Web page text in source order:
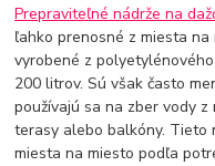
Prepraviteľné nádrže na
ľahko prenosné z miesta
vyrobené z
200 litrov. Sú však často
používajú sa na zber vody
terasy alebo balkóny. Tieto
miesta na miesto podľa